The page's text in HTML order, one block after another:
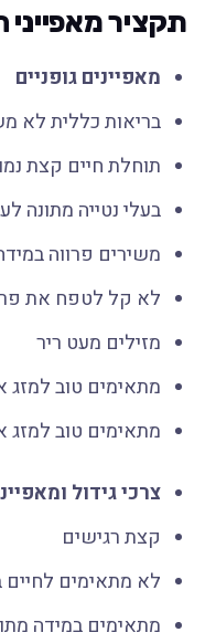
תקציר מאפייני
מאפיינים גופניים
בריאות כללית לא
תוחלת חיים קצת
בעלי נטייה מתונה
משירים פרווה
לא קל לטפח את
מזילים מעט ריר
מתאימים טוב למזג
מתאימים טוב למזג
צרכי גידול
קצת רגישים
לא מתאימים לחיים
מתאימים במידה